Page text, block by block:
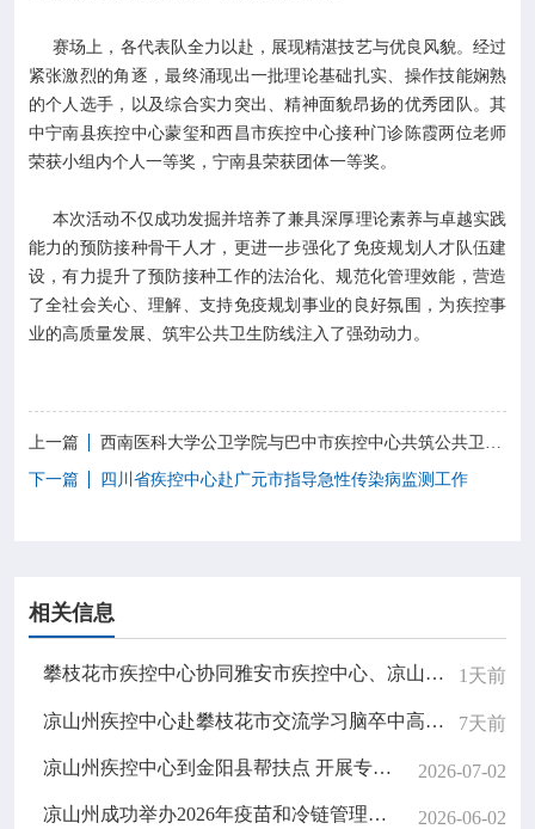
赛场上，各代表队全力以赴，展现精湛技艺与优良风貌。经过
紧张激烈的角逐，最终涌现出一批理论基础扎实、操作技能娴熟
的个人选手，以及综合实力突出、精神面貌昂扬的优秀团队。其
中宁南县疾控中心蒙玺和西昌市疾控中心接种门诊陈霞两位老师
荣获小组内个人一等奖，宁南县荣获团体一等奖。
本次活动不仅成功发掘并培养了兼具深厚理论素养与卓越实践
能力的预防接种骨干人才，更进一步强化了免疫规划人才队伍建
设，有力提升了预防接种工作的法治化、规范化管理效能，营造
了全社会关心、理解、支持免疫规划事业的良好氛围，为疾控事
业的高质量发展、筑牢公共卫生防线注入了强劲动力。
上一篇
下一篇
四川省疾控中心赴广元市指导急性传染病监测工作
相关信息
攀枝花市疾控中心协同雅安市疾控中心、凉山州疾控中心制作健康科普宣传片 1天前
凉山州疾控中心赴攀枝花市交流学习脑卒中高危人群筛查和干预项目工作 7天前
凉山州疾控中心到金阳县帮扶点 开展专题调研 2026-07-02
凉山州成功举办2026年疫苗和冷链管理暨 免疫规划业务培训班 2026-06-02